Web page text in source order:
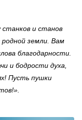
и станов
родной земли. Вам
благодарности.
и бодрости духа,
Пусть пушки